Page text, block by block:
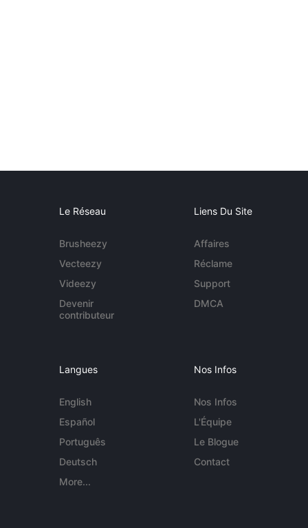
Le Réseau
Brusheezy
Vecteezy
Videezy
Devenir
contributeur
Liens Du Site
Affaires
Réclame
Support
DMCA
Langues
English
Español
Português
Deutsch
More...
Nos Infos
Nos Infos
L'Équipe
Le Blogue
Contact